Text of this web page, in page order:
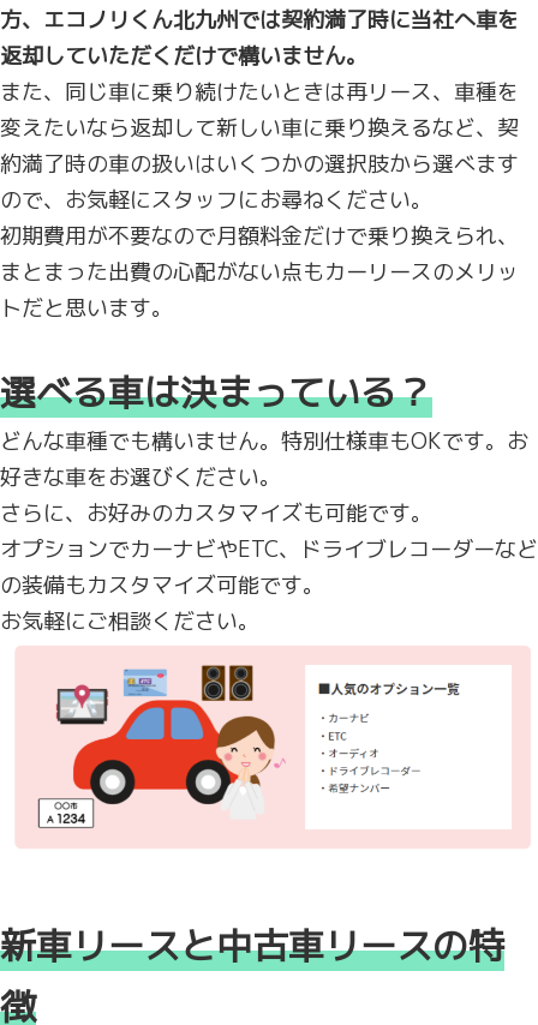
方、エコノリくん北九州では契約満了時に当社へ車を
返却していただくだけで構いません。
また、同じ車に乗り続けたいときは再リース、車種を
変えたいなら返却して新しい車に乗り換えるなど、契
約満了時の車の扱いはいくつかの選択肢から選べます
ので、お気軽にスタッフにお尋ねください。
初期費用が不要なので月額料金だけで乗り換えられ、
まとまった出費の心配がない点もカーリースのメリッ
トだと思います。
選べる車は決まっている？
どんな車種でも構いません。特別仕様車もOKです。お
好きな車をお選びください。
さらに、お好みのカスタマイズも可能です。
オプションでカーナビやETC、ドライブレコーダーなど
の装備もカスタマイズ可能です。
お気軽にご相談ください。
新車リースと中古車リースの特
徴